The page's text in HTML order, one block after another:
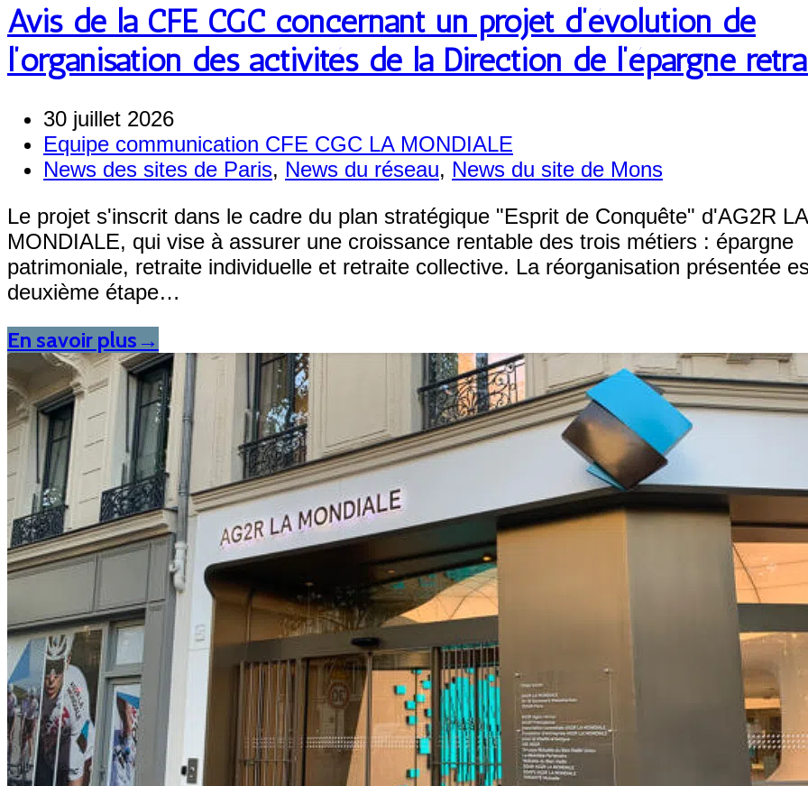
Avis de la CFE CGC concernant un projet d’évolution de
l’organisation des activités de la Direction de l’épargne
30 juillet 2026
Equipe communication CFE CGC LA MONDIALE
News des sites de Paris, News du réseau, News du site de Mons
Le projet s'inscrit dans le cadre du plan stratégique "Esprit de Conquête" d'AG2R LA
MONDIALE, qui vise à assurer une croissance rentable des trois métiers : épargne
patrimoniale, retraite individuelle et retraite collective. La réorganisation présentée
deuxième étape…
En savoir plus →